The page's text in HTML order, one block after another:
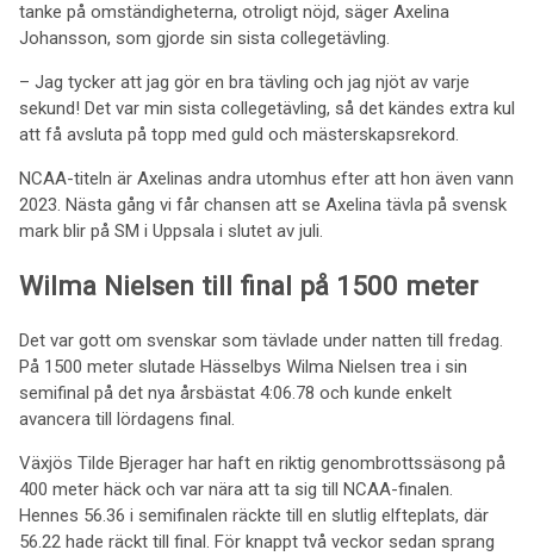
tanke på omständigheterna, otroligt nöjd, säger Axelina
Johansson, som gjorde sin sista collegetävling.
– Jag tycker att jag gör en bra tävling och jag njöt av varje
sekund! Det var min sista collegetävling, så det kändes extra kul
att få avsluta på topp med guld och mästerskapsrekord.
NCAA-titeln är Axelinas andra utomhus efter att hon även vann
2023. Nästa gång vi får chansen att se Axelina tävla på svensk
mark blir på SM i Uppsala i slutet av juli.
Wilma Nielsen till final på 1500 meter
Det var gott om svenskar som tävlade under natten till fredag.
På 1500 meter slutade Hässelbys Wilma Nielsen trea i sin
semifinal på det nya årsbästat 4:06.78 och kunde enkelt
avancera till lördagens final.
Växjös Tilde Bjerager har haft en riktig genombrottssäsong på
400 meter häck och var nära att ta sig till NCAA-finalen.
Hennes 56.36 i semifinalen räckte till en slutlig elfteplats, där
56.22 hade räckt till final. För knappt två veckor sedan sprang